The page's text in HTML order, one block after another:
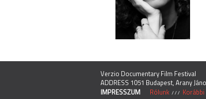
Verzio Documentary Film Festival
ADDRESS 1051 Budapest, Arany
IMPRESSZUM
Rólunk